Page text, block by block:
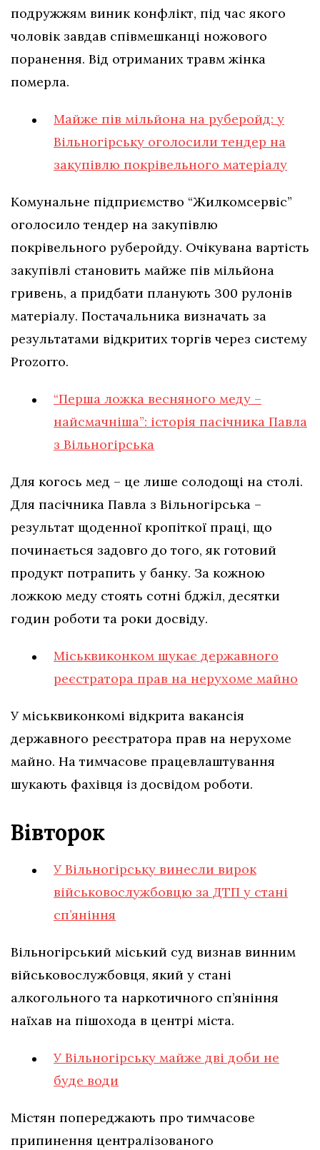
подружжям виник конфлікт, під час якого
чоловік завдав співмешканці ножового
поранення. Від отриманих травм жінка
померла.
Майже пів мільйона на руберойд: у
Вільногірську оголосили тендер на
закупівлю покрівельного матеріалу
Комунальне підприємство “Жилкомсервіс”
оголосило тендер на закупівлю
покрівельного руберойду. Очікувана вартість
закупівлі становить майже пів мільйона
гривень, а придбати планують 300 рулонів
матеріалу. Постачальника визначать за
результатами відкритих торгів через систему
Prozorro.
“Перша ложка весняного меду –
найсмачніша”: історія пасічника Павла
з Вільногірська
Для когось мед – це лише солодощі на столі.
Для пасічника Павла з Вільногірська –
результат щоденної кропіткої праці, що
починається задовго до того, як готовий
продукт потрапить у банку. За кожною
ложкою меду стоять сотні бджіл, десятки
годин роботи та роки досвіду.
Міськвиконком шукає державного
реєстратора прав на нерухоме майно
У міськвиконкомі відкрита вакансія
державного реєстратора прав на нерухоме
майно. На тимчасове працевлаштування
шукають фахівця із досвідом роботи.
Вівторок
У Вільногірську винесли вирок
військовослужбовцю за ДТП у стані
сп’яніння
Вільногірський міський суд визнав винним
військовослужбовця, який у стані
алкогольного та наркотичного сп’яніння
наїхав на пішохода в центрі міста.
У Вільногірську майже дві доби не
буде води
Містян попереджають про тимчасове
припинення централізованого